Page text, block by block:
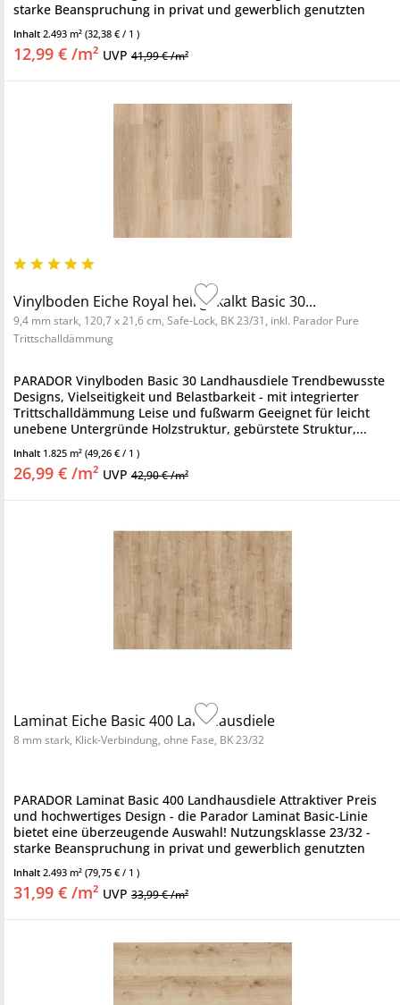
starke Beanspruchung in privat und gewerblich genutzten
Inhalt 2.493 m² (32,38 € / 1 )
12,99 € /m² UVP 41,99 € /m²
Vinylboden Eiche Royal hell gekalkt Basic 30...
9,4 mm stark, 120,7 x 21,6 cm, Safe-Lock, BK 23/31, inkl. Parador Pure
Trittschalldämmung
PARADOR Vinylboden Basic 30 Landhausdiele Trendbewusste
Designs, Vielseitigkeit und Belastbarkeit - mit integrierter
Trittschalldämmung Leise und fußwarm Geeignet für leicht
unebene Untergründe Holzstruktur, gebürstete Struktur,...
Inhalt 1.825 m² (49,26 € / 1 )
26,99 € /m² UVP 42,90 € /m²
Laminat Eiche Basic 400 Landhausdiele
8 mm stark, Klick-Verbindung, ohne Fase, BK 23/32
PARADOR Laminat Basic 400 Landhausdiele Attraktiver Preis
und hochwertiges Design - die Parador Laminat Basic-Linie
bietet eine überzeugende Auswahl! Nutzungsklasse 23/32 -
starke Beanspruchung in privat und gewerblich genutzten
Inhalt 2.493 m² (79,75 € / 1 )
31,99 € /m² UVP 33,99 € /m²